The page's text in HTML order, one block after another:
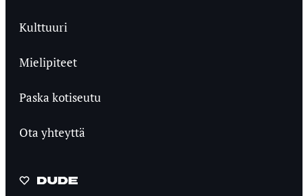
Kulttuuri
Mielipiteet
Paska kotiseutu
Ota yhteyttä